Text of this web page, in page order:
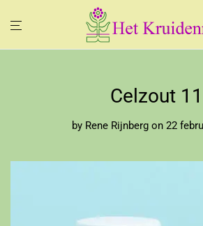
Celzout 11
by Rene Rijnberg on 22